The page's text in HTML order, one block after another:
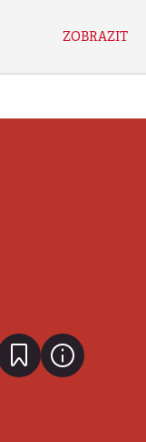
ZOBRAZIT